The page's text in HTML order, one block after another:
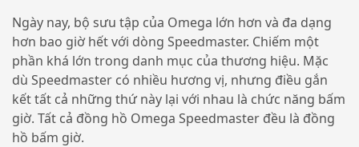
Ngày nay, bộ sưu tập của Omega lớn hơn và đa dạng
hơn bao giờ hết với dòng Speedmaster. Chiếm một
phần khá lớn trong danh mục của thương hiệu. Mặc
dù Speedmaster có nhiều hương vị, nhưng điều gắn
kết tất cả những thứ này lại với nhau là chức năng bấm
giờ. Tất cả đồng hồ Omega Speedmaster đều là đồng
hồ bấm giờ.